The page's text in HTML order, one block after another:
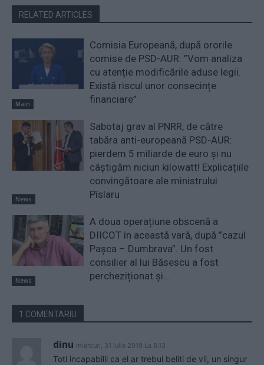
RELATED ARTICLES
Main
Comisia Europeană, după ororile
comise de PSD-AUR: ”Vom analiza
cu atenție modificările aduse legii.
Există riscul unor consecințe
financiare”
News
Sabotaj grav al PNRR, de către
tabăra anti-europeană PSD-AUR:
pierdem 5 miliarde de euro și nu
câștigăm niciun kilowatt! Explicațiile
convingătoare ale ministrului
Pîslaru
News
A doua operațiune obscenă a
DIICOT în această vară, după ”cazul
Pașca – Dumbrava”. Un fost
consilier al lui Băsescu a fost
percheziționat și...
1 COMENTARIU
dinu miercuri, 31 iulie 2019 La 8.13
Toti incapabilii ca el ar trebui beliti de vii, un singur